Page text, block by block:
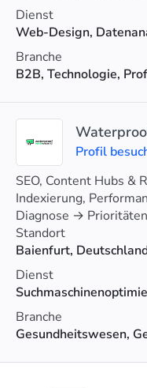
Dienst
Branche
B2B, Technologie,
Profil
SEO, Content Hubs &
Indexierung,
Diagnose →
Versprechen, keine
Standort
Baienfurt,
Dienst
Branche
Gesundheitswesen,